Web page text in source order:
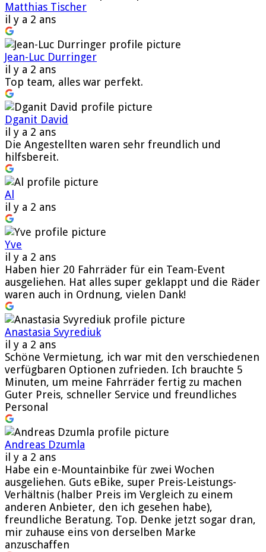
Matthias Tischer
il y a 2 ans
Jean-Luc Durringer
il y a 2 ans
Top team, alles war perfekt.
Dganit David
il y a 2 ans
Die Angestellten waren sehr freundlich und
hilfsbereit.
Al
il y a 2 ans
Yve
il y a 2 ans
Haben hier 20 Fahrräder für ein Team-Event
ausgeliehen. Hat alles super geklappt und die Räder
waren auch in Ordnung, vielen Dank!
Anastasia Svyrediuk
il y a 2 ans
Schöne Vermietung, ich war mit den verschiedenen
verfügbaren Optionen zufrieden. Ich brauchte 5
Minuten, um meine Fahrräder fertig zu machen
Guter Preis, schneller Service und freundliches
Personal
Andreas Dzumla
il y a 2 ans
Habe ein e-Mountainbike für zwei Wochen
ausgeliehen. Guts eBike, super Preis-Leistungs-
Verhältnis (halber Preis im Vergleich zu einem
anderen Anbieter, den ich gesehen habe),
freundliche Beratung. Top. Denke jetzt sogar dran,
mir zuhause eins von derselben Marke
anzuschaffen